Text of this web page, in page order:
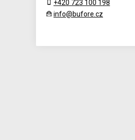
+420 723 100 198
info@bufore.cz